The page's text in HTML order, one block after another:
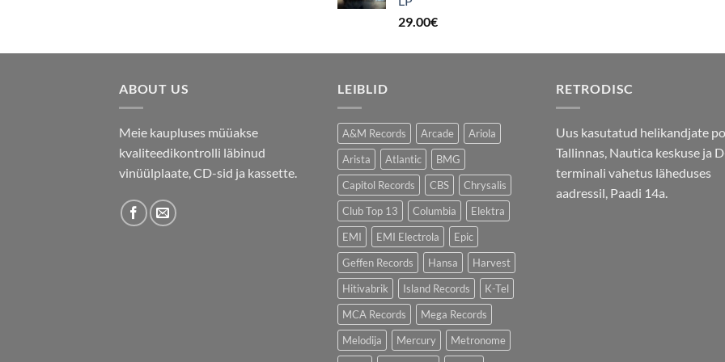
29.00€
ABOUT US
Meie kaupluses müüakse
kvaliteedikontrolli läbinud
vinüülplaate, CD-sid ja kassette.
LEIBLID
A&M Records Arcade
Ariola
Arista
Atlantic
BMG
Capitol Records
CBS
Chrysalis
Club Top 13
Columbia
Elektra
EMI
EMI Electrola
Epic
Geffen Records
Hansa
Harvest
Hitivabrik
Island Records
K-Tel
MCA Records
Mega Records
Melodija
Mercury
Metronome
RETRODISC
Uus kasutatud helikandjate
Tallinnas, Nautica keskuse ja
terminali vahetus läheduses
aadressil, Paadi 14a.